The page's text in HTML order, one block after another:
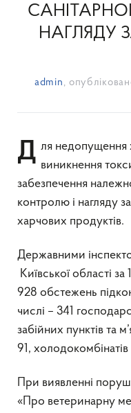
НАГЛЯДУ
admin ,
Для недопущення харчових отруєнь чи виникнення
забезпечення
контролю і нагляду
харчових продуктів.
Державними
Київської області
928 обстежень
числі – 341
забійних пунктів та
91,
При виявленні
«Про ветеринарну